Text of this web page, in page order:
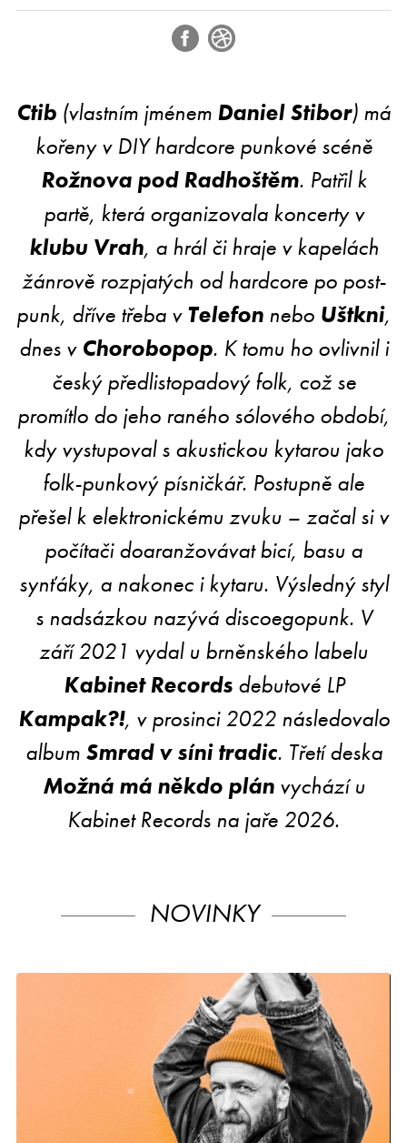
Ctib (vlastním jménem Daniel Stibor) má
kořeny v DIY hardcore punkové scéně
Rožnova pod Radhoštěm. Patřil k
partě, která organizovala koncerty v
klubu Vrah, a hrál či hraje v kapelách
žánrově rozpjatých od hardcore po post-
punk, dříve třeba vTelefon nebo Uštkni,
dnes v Chorobopop. K tomu ho ovlivnil i
český předlistopadový folk, což se
promítlo do jeho raného sólového období,
kdy vystupoval s akustickou kytarou jako
folk-punkový písničkář. Postupně ale
přešel k elektronickému zvuku – začal si v
počítači doaranžovávat bicí, basu a
synťáky, a nakonec i kytaru. Výsledný styl
s nadsázkou nazývá discoegopunk. V
září 2021 vydal u brněnského labelu
Kabinet Recordsdebutové LP
Kampak?!, v prosinci 2022 následovalo
album Smrad v síni tradic. Třetí deska
Možná má někdo plánvychází u
Kabinet Records na jaře 2026.
NOVINKY